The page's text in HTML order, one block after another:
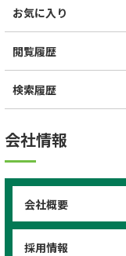
お気に入り
閲覧履歴
検索履歴
会社情報
会社概要
採用情報